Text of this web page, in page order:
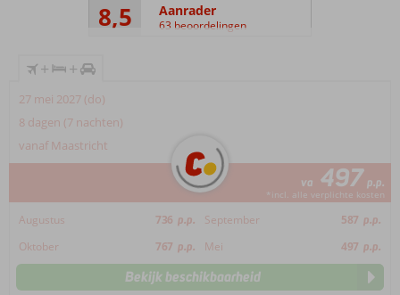
8,5 Aanrader
63 beoordelingen
+ +
27 mei 2027 (do)
8 dagen (7 nachten)
vanaf Maastricht
va 497 p.p.
*incl. alle verplichte kosten
Augustus 736 p.p. September 587 p.p.
Oktober
767 p.p. Mei 497 p.p.
Bekijk beschikbaarheid